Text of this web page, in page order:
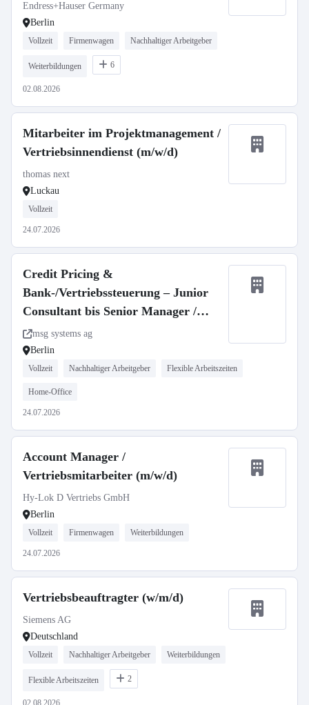
Endress+Hauser Germany
Berlin
Vollzeit Firmenwagen Nachhaltiger Arbeitgeber
Weiterbildungen 6
02.08.2026
Mitarbeiter im Projektmanagement /
Vertriebsinnendienst (m/w/d)
thomas next
Luckau
Vollzeit
24.07.2026
Credit Pricing &
Bank-/Vertriebssteuerung – Junior
Consultant bis Senior Manager /
Banking (all genders)
msg systems ag
Berlin
Vollzeit Nachhaltiger Arbeitgeber Flexible Arbeitszeiten
Home-Office
24.07.2026
Account Manager /
Vertriebsmitarbeiter (m/w/d)
Hy-Lok D Vertriebs GmbH
Berlin
Vollzeit Firmenwagen Weiterbildungen
24.07.2026
Vertriebsbeauftragter (w/m/d)
Siemens AG
Deutschland
Vollzeit Nachhaltiger Arbeitgeber Weiterbildungen
Flexible Arbeitszeiten 2
02.08.2026